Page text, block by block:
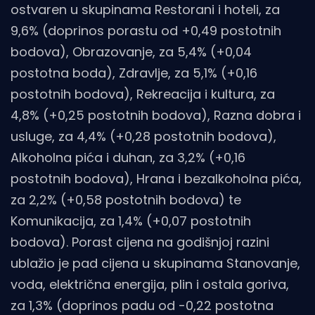
ostvaren u skupinama Restorani i hoteli, za
9,6% (doprinos porastu od +0,49 postotnih
bodova), Obrazovanje, za 5,4% (+0,04
postotna boda), Zdravlje, za 5,1% (+0,16
postotnih bodova), Rekreacija i kultura, za
4,8% (+0,25 postotnih bodova), Razna dobra i
usluge, za 4,4% (+0,28 postotnih bodova),
Alkoholna pića i duhan, za 3,2% (+0,16
postotnih bodova), Hrana i bezalkoholna pića,
za 2,2% (+0,58 postotnih bodova) te
Komunikacija, za 1,4% (+0,07 postotnih
bodova). Porast cijena na godišnjoj razini
ublažio je pad cijena u skupinama Stanovanje,
voda, električna energija, plin i ostala goriva,
za 1,3% (doprinos padu od -0,22 postotna